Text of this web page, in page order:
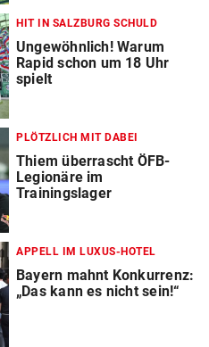
HIT IN SALZBURG SCHULD
Ungewöhnlich! Warum
Rapid schon um 18 Uhr
spielt
PLÖTZLICH MIT DABEI
Thiem überrascht ÖFB-
Legionäre im
Trainingslager
APPELL IM LUXUS-HOTEL
Bayern mahnt Konkurrenz:
„Das kann es nicht sein!“